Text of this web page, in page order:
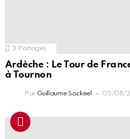
3 Partages
Ardèche : Le Tour de
à Tournon
Par Guillaume Sockeel 05/08/